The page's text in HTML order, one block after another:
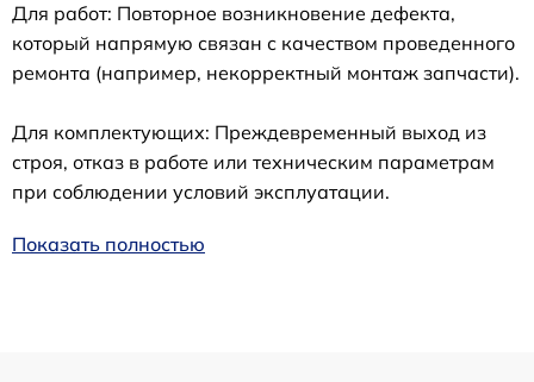
Для работ: Повторное возникновение дефекта,
который напрямую связан с качеством проведенного
ремонта (например, некорректный монтаж запчасти).
Для комплектующих: Преждевременный выход из
строя, отказ в работе или техническим параметрам
при соблюдении условий эксплуатации.
Показать полностью